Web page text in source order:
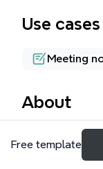
Use cases
Meeting
About
ビジネス・コ
プレートは、論
Free template